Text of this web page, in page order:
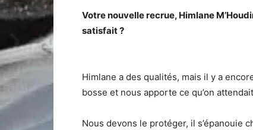
Votre nouvelle recrue, Himlane
satisfait ?
Himlane a des qualités, mais il y a
bosse et nous apporte ce qu’on
Nous devons le protéger, il s’épanouie